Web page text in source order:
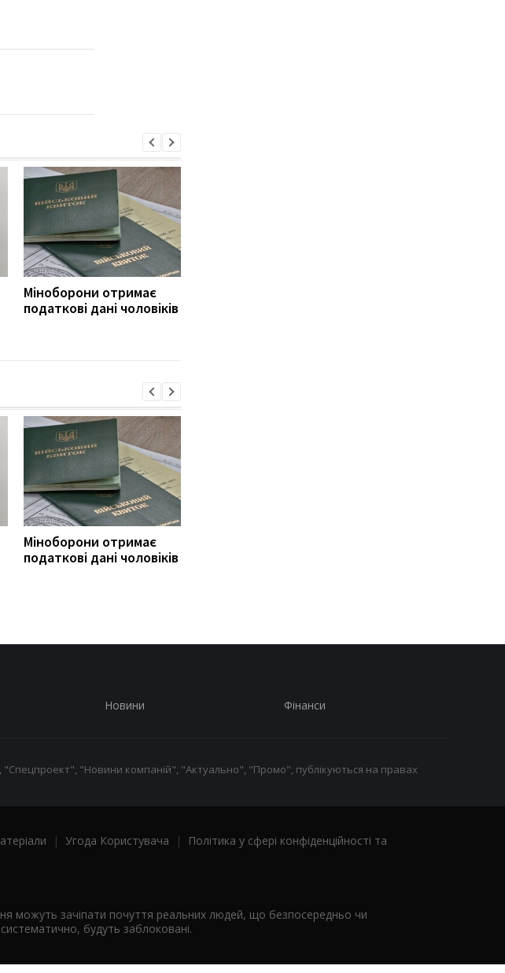
Міноборони отримає
податкові дані чоловіків
Міноборони отримає
податкові дані чоловіків
Новини Фінанси
"Новини компаній", "Актуально", "Промо", публікуються на правах
| Угода Користувача |
Політика у сфері конфіденційності та
можуть зачіпати почуття реальних людей, що безпосередньо чи
будуть заблоковані.